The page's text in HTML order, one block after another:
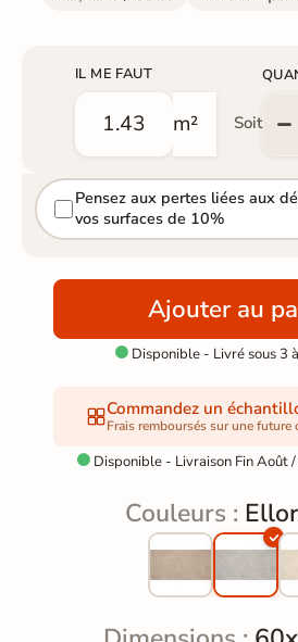
IL ME FAUT
m² Soit
Pensez aux pertes liées aux
vos surfaces de 10%
Ajouter au
Disponible - Livré sous 3
Commandez un
Frais remboursés sur une future
 Disponible - Livraison Fin Août
Couleurs :